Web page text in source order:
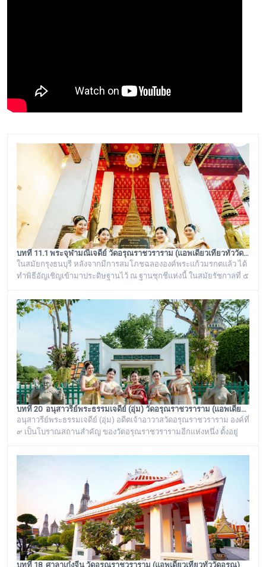
บทที่ 11.1 พระจุฬามณีเจดีย์ วัดอรุณราชวราราม (แอพเดียวเที่ยวทั่ววัดอรุณ)
ในสมัยกรุงธนบุรี หลังจากมีการสมโภชฉลององค์พระแก้วมรกตแล้ว ได้
ทำพิธีอัญเชิญเข้ามาประดิษฐานไว้ ณ ฐานชุกชีแห่งนี้ ในสมัยรัชกาลที่ ๕
บ้านได้เรียกเพี้ยนกันไปว่า “วิหารพระเขี้ยวแก้ว” พระจุฬามณีเจดีย์องค์นี้
เป็นสิ่งศักดิ์สิทธิ์ของวัดอรุณราชวราราม ที่ชาวบ้านในละแวกนี้ให้ความ
เคารพศรัทธาตั้งแต่ครั้งอดีตกาลจวบจนมาถึงยุคปัจ
บทที่ 20 อนุสาวรีย์พระธรรมเจดีย์ (อุ่ม) วัดอรุณราชวราราม (แอพเดียวเที่ยวทั่ววัดอรุณ)
อนุสาวรีย์พระธรรมเจดีย์ (อุ่ม) อดีตเจ้าอาวาสวัดอรุณราชวราราม องค์ที่
๙ เป็นโบราณสถานสำคัญ ของวัดอรุณราชวรารามอีกแห่งหนึ่ง ตั้งอยู่
วัดริมแม่น้ำเจ้าพระยา ภายในรั้วอนุสาวรีย์สำคัญของวัดอรุณ
ราชวรารามแห่งนี้ จะมีโกศหินทรายโบราณสีเขียวแบบจีน ซึ่งเป็นสถาน
ที่บรรจุบรรจุอัฐิของพระธรรมเจดีย์ (อุ่ม) อดีตเจ้าอาวาสวัดอรุณ
ราชวราราม องค์ที่ ๙
บทที่ 18 ศาลาเก๋งจีน วัดอรุณราชวราราม (แอพเดียวเที่ยวทั่ววัดอรุณ)